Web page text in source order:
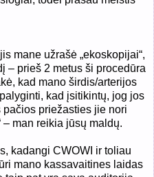
mane užrašė „ekoskopijai“,
– prieš 2 metus ši procedūra
kad mano širdis/arterijos
kad įsitikintų, jog jos
priežasties jie nori
– man reikia jūsų maldų.
kadangi CWOWI ir toliau
mano kassavaitines laidas